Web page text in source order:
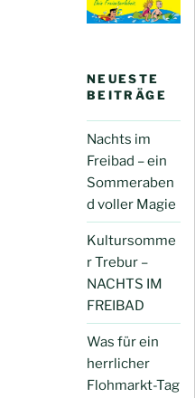
NEUESTE
BEITRÄGE
Nachts im
Freibad – ein
Sommeraben
d voller Magie
Kultursomme
r Trebur –
NACHTS IM
FREIBAD
Was für ein
herrlicher
Flohmarkt-Tag